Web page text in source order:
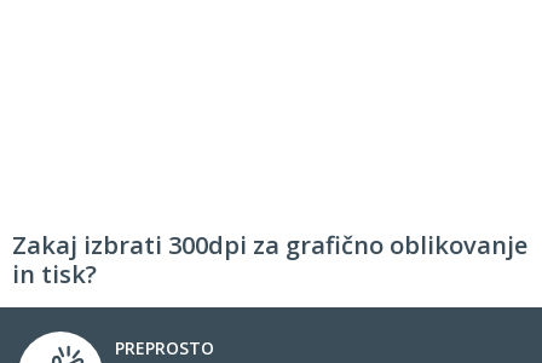
Zakaj izbrati 300dpi za grafično oblikovanje
in tisk?
PREPROSTO